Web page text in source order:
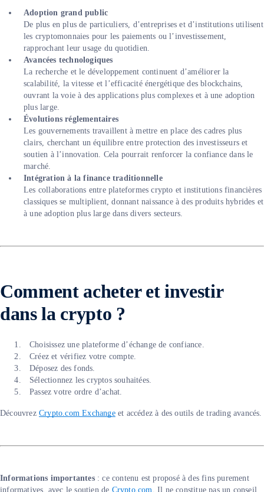
Adoption grand public
De plus en plus de particuliers, d’entreprises et d’institutions utilisent
les cryptomonnaies pour les paiements ou l’investissement,
rapprochant leur usage du quotidien.
Avancées technologiques
La recherche et le développement continuent d’améliorer la
scalabilité, la vitesse et l’efficacité énergétique des blockchains,
ouvrant la voie à des applications plus complexes et à une adoption
plus large.
Évolutions réglementaires
Les gouvernements travaillent à mettre en place des cadres plus
clairs, cherchant un équilibre entre protection des investisseurs et
soutien à l’innovation. Cela pourrait renforcer la confiance dans le
marché.
Intégration à la finance traditionnelle
Les collaborations entre plateformes crypto et institutions financières
classiques se multiplient, donnant naissance à des produits hybrides et
à une adoption plus large dans divers secteurs.
Comment acheter et investir
dans la crypto ?
Choisissez une plateforme d’échange de confiance.
Créez et vérifiez votre compte.
Déposez des fonds.
Sélectionnez les cryptos souhaitées.
Passez votre ordre d’achat.
Découvrez Crypto.com Exchangeet accédez à des outils de trading avancés.
Informations importantes : ce contenu est proposé à des fins purement
informatives, avec le soutien de Crypto.com
. Il ne constitue pas un conseil